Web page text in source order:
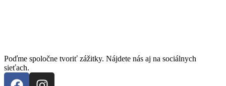
Poďme spoločne tvoriť zážitky. Nájdete nás aj na sociálnych
sieťach.